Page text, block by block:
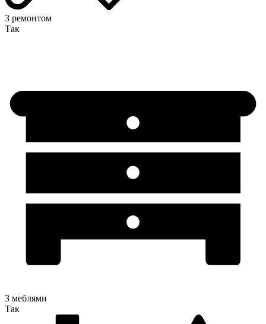
З ремонтом
Так
З меблями
Так